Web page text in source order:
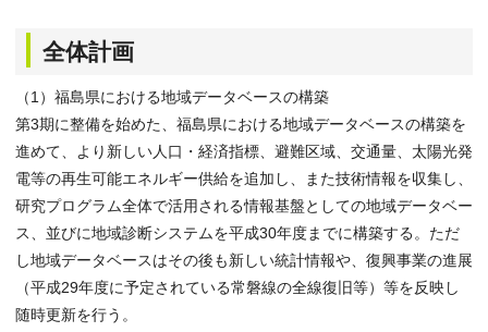
全体計画
（1）福島県における地域データベースの構築
第3期に整備を始めた、福島県における地域データベースの構築を
進めて、より新しい人口・経済指標、避難区域、交通量、太陽光発
電等の再生可能エネルギー供給を追加し、また技術情報を収集し、
研究プログラム全体で活用される情報基盤としての地域データベー
ス、並びに地域診断システムを平成30年度までに構築する。ただ
し地域データベースはその後も新しい統計情報や、復興事業の進展
（平成29年度に予定されている常磐線の全線復旧等）等を反映し
随時更新を行う。